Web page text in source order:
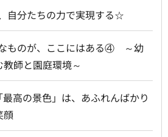
自分たちの力で実現する☆
ものが、ここにはある④ ～幼
師と園庭環境～
高の景色」は、あふれんばかり
顔